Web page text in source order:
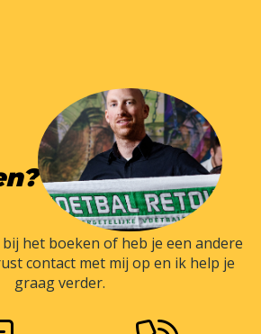
het boeken of heb je een andere
contact met mij op en ik help je
graag verder.